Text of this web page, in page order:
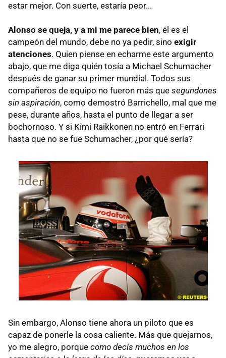
estar mejor. Con suerte, estaría peor...
Alonso se queja, y a mi me parece bien, él es el
campeón del mundo, debe no ya pedir, sino exigir
atenciones. Quien piense en echarme este argumento
abajo, que me diga quién tosía a Michael Schumacher
después de ganar su primer mundial. Todos sus
compañeros de equipo no fueron más que segundones
sin aspiración, como demostró Barrichello, mal que me
pese, durante años, hasta el punto de llegar a ser
bochornoso. Y si Kimi Raikkonen no entró en Ferrari
hasta que no se fue Schumacher, ¿por qué sería?
Sin embargo, Alonso tiene ahora un piloto que es
capaz de ponerle la cosa caliente. Más que quejarnos,
yo me alegro, porque como decís muchos en los